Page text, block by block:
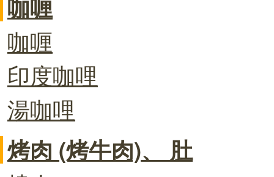
咖喱
咖喱
印度咖哩
湯咖哩
烤肉 (烤牛肉)、 肚